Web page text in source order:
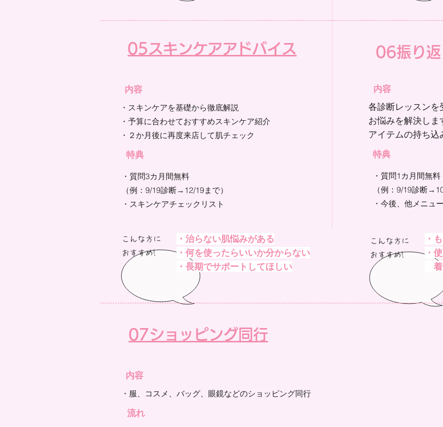
​05スキンケアアドバイス
内容
​・スキンケアを基礎から徹底解説
・予算に合わせておすすめスキンケア紹介
​・２か月後に再度来店して肌チェック
​特典
・質問3カ月間無料
（例：9/19診断→12/19まで）
​・スキンケアチェックリスト
こんな方に
おすすめ!​
・治らない肌悩みがある
・何を使ったらいいか分からない
・長期でサポートしてほしい​
06振り返
内容
各診断レッスン
お悩みを解決しま
アイテムの持ち込
​特典
・質問1カ月間無料
（例：9/19診断
・今後、他メニュ
こんな方に
おすすめ!​
・
・
着
​07ショッピング同行
内容
​・服、コスメ、バッグ、眼鏡などのショッピング同行
流れ